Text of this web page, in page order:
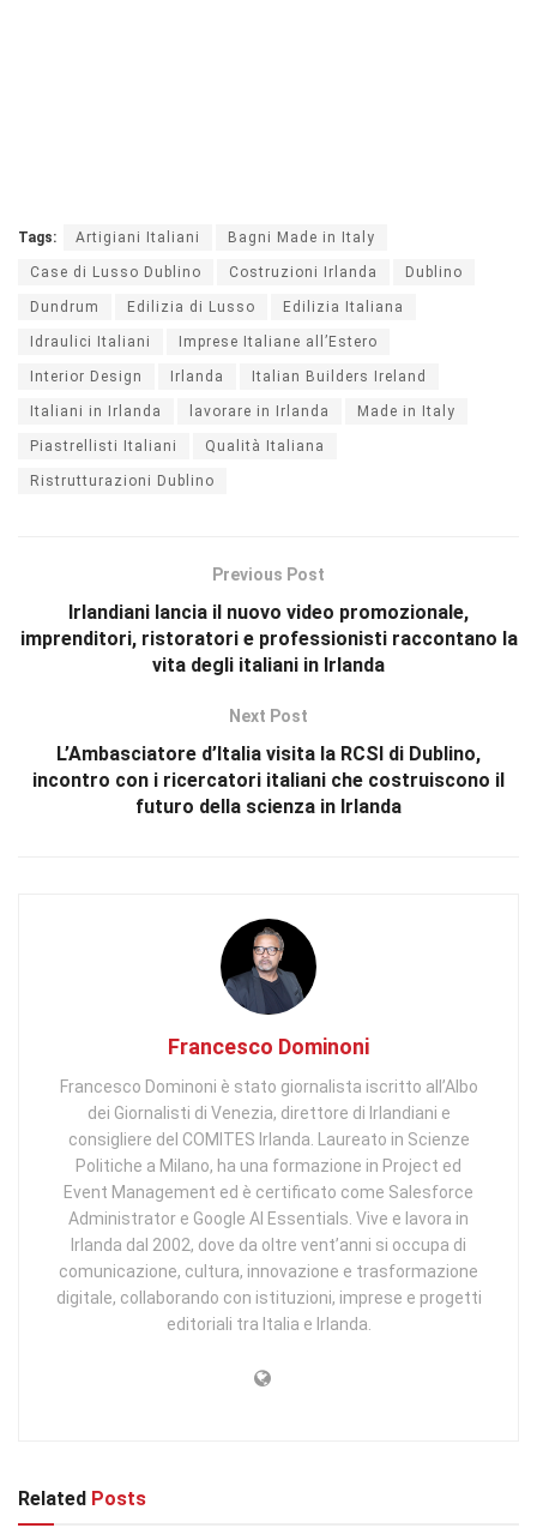
Tags: Artigiani Italiani Bagni Made in Italy
Case di Lusso Dublino Costruzioni Irlanda Dublino
Dundrum Edilizia di Lusso Edilizia Italiana
Idraulici Italiani Imprese Italiane all’Estero
Interior Design Irlanda Italian Builders Ireland
Italiani in Irlanda lavorare in Irlanda Made in Italy
Piastrellisti Italiani Qualità Italiana
Ristrutturazioni Dublino
Previous Post
Irlandiani lancia il nuovo video promozionale,
imprenditori, ristoratori e professionisti raccontano la
vita degli italiani in Irlanda
Next Post
L’Ambasciatore d’Italia visita la RCSI di Dublino,
incontro con i ricercatori italiani che costruiscono il
futuro della scienza in Irlanda
Francesco Dominoni
Francesco Dominoni è stato giornalista iscritto all’Albo
dei Giornalisti di Venezia, direttore di Irlandiani e
consigliere del COMITES Irlanda. Laureato in Scienze
Politiche a Milano, ha una formazione in Project ed
Event Management ed è certificato come Salesforce
Administrator e Google AI Essentials. Vive e lavora in
Irlanda dal 2002, dove da oltre vent’anni si occupa di
comunicazione, cultura, innovazione e trasformazione
digitale, collaborando con istituzioni, imprese e progetti
editoriali tra Italia e Irlanda.
Related Posts